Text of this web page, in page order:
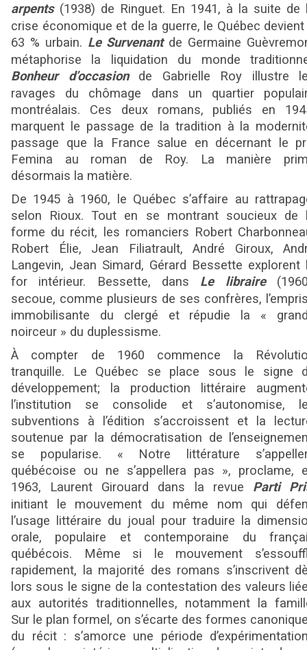
arpents(1938) de Ringuet. En 1941, à la suite de
crise économique et de la guerre, le Québec
63 % urbain. Le Survenantde Germaine
métaphorise la liquidation du monde
Bonheur d’occasionde Gabrielle Roy illustre
ravages du chômage dans un quartier
montréalais. Ces deux romans, publiés en
marquent le passage de la tradition à la
passage que la France salue en décernant le
Femina au roman de Roy. La manière
désormais la matière.
De 1945 à 1960, le Québec s’affaire au
selon Rioux. Tout en se montrant soucieux de
forme du récit, les romanciers Robert
Robert Élie, Jean Filiatrault, André Giroux,
Langevin, Jean Simard, Gérard Bessette explorent
for intérieur. Bessette, dans Le libraire
secoue, comme plusieurs de ses confrères,
immobilisante du clergé et répudie la «
noirceur » du duplessisme.
À compter de 1960 commence la
tranquille. Le Québec se place sous le signe
développement; la production littéraire
l’institution se consolide et s’autonomise,
subventions à l’édition s’accroissent et la
soutenue par la démocratisation de
se popularise. « Notre littérature
québécoise ou ne s’appellera pas », proclame,
1963, Laurent Girouard dans la revue Parti
initiant le mouvement du même nom qui
l’usage littéraire du joual pour traduire la
orale, populaire et contemporaine du
québécois. Même si le mouvement
rapidement, la majorité des romans s’inscrivent
lors sous le signe de la contestation des valeurs
aux autorités traditionnelles, notamment la
Sur le plan formel, on s’écarte des formes
du récit : s’amorce une période